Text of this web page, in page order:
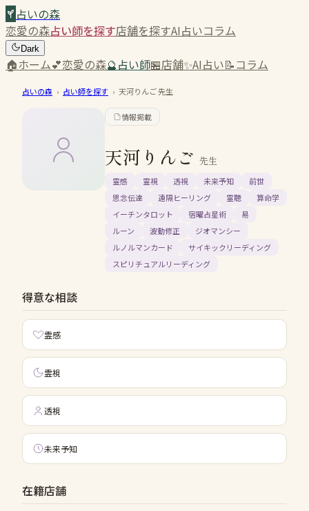
占いの森
恋愛の森占い師を探す店舗を探すAI占いコラム
Dark
🏠ホーム💕恋愛の森🔮占い師🏪店舗✨AI占い📝コラム
占いの森 › 占い師を探す › 天河りんご先生
情報掲載
天河りんご 先生
霊感 霊視 透視 未来予知
前世
思念伝達
遠隔ヒーリング 霊聴
算命学
イーチンタロット
宿曜占星術
易
ルーン
波動修正
ジオマンシー
ルノルマンカード
サイキックリーディング
スピリチュアルリーディング
得意な相談
霊感
霊視
透視
未来予知
在籍店舗